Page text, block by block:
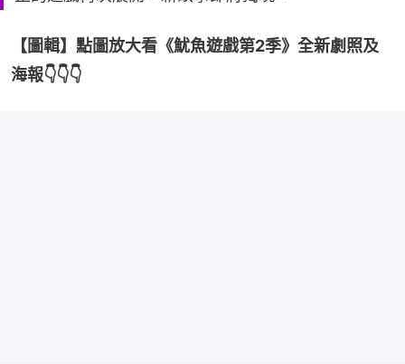
【圖輯】點圖放大看《魷魚遊戲第2季》全新劇照及
海報👇👇👇